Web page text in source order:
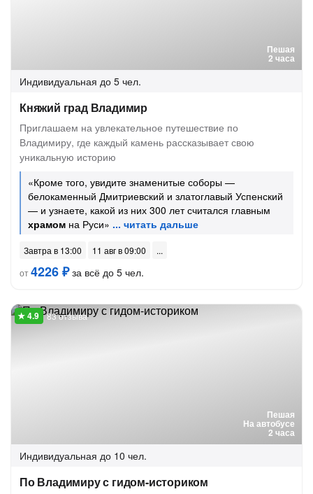
Пешая
2 часа
Индивидуальная до 5 чел.
Княжий град Владимир
Приглашаем на увлекательное путешествие по
Владимиру, где каждый камень рассказывает свою
уникальную историю
«Кроме того, увидите знаменитые соборы —
белокаменный Дмитриевский и златоглавый Успенский
— и узнаете, какой из них 300 лет считался главным
храмом на Руси»
Завтра в 13:00
11 авг в 09:00
от4226 ₽за всё до 5 чел.
Пешая
На автобусе
2 часа
83 отзыва
Индивидуальная до 10 чел.
По Владимиру с гидом-историком